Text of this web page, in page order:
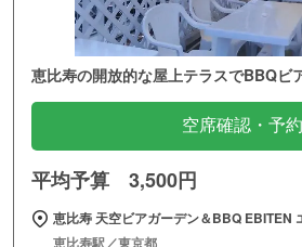
恵比寿の開放的な屋上テラスでBBQビ
空席確認・予約
平均予算 3,500円
恵比寿 天空ビアガーデン＆BBQ EBITEN
恵比寿駅／東京都